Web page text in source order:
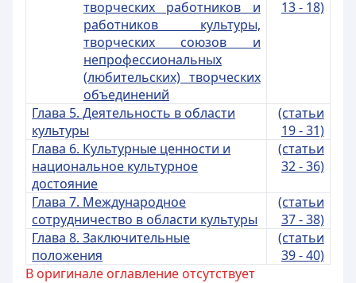
творческих работников и
работников культуры,
творческих союзов и
непрофессиональных
(любительских) творческих
объединений
13 - 18)
Глава 5. Деятельность в области
культуры
(статьи
19 - 31)
Глава 6. Культурные ценности и
национальное культурное
достояние
(статьи
32 - 36)
Глава 7. Международное
сотрудничество в области культуры
(статьи
37 - 38)
Глава 8. Заключительные
положения
(статьи
39 - 40)
В оригинале оглавление отсутствует